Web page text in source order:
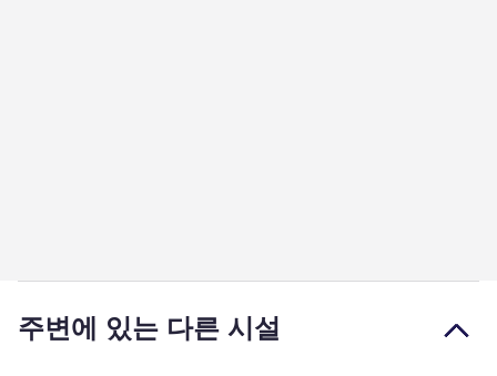
주변에 있는 다른 시설